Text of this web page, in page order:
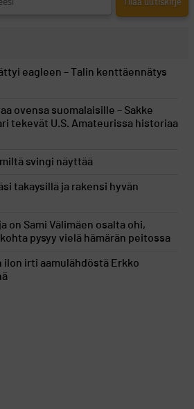
eagleen – Talin kenttäennätys
ovensa suomalaisille – Sakke
tekevät U.S. Amateurissa historiaa
svingi näyttää
takaysillä ja rakensi hyvän
on Sami Välimäen osalta ohi,
pysyy vielä hämärän peitossa
ilon irti aamulähdöstä Erkko